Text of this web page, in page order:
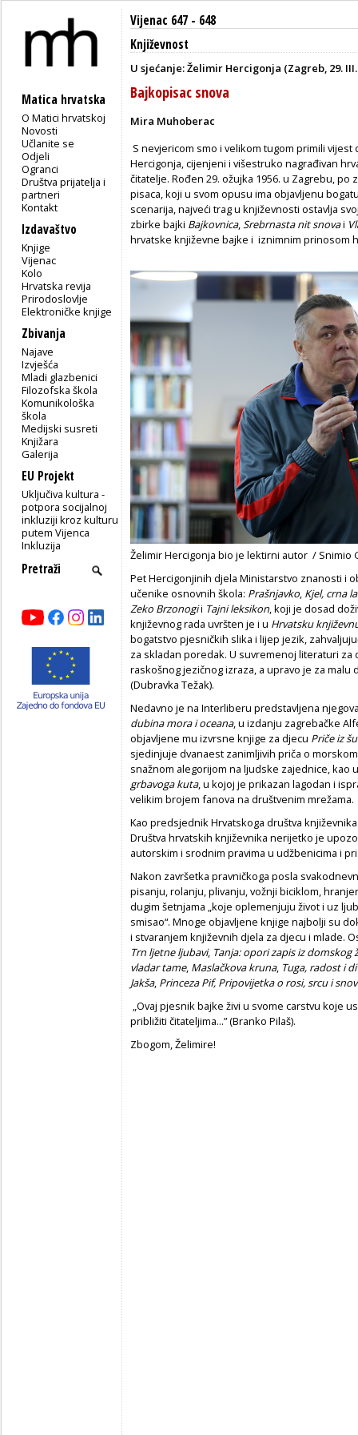
Matica hrvatska
O Matici hrvatskoj
Novosti
Učlanite se
Odjeli
Ogranci
Društva prijatelja i
partneri
Kontakt
Izdavaštvo
Knjige
Vijenac
Kolo
Hrvatska revija
Prirodoslovlje
Elektroničke knjige
Zbivanja
Najave
Izvješća
Mladi glazbenici
Filozofska škola
Komunikološka
škola
Medijski susreti
Knjižara
Galerija
EU Projekt
Uključiva kultura -
potpora socijalnoj
inkluziji kroz kulturu
putem Vijenca
Inkluzija
Vijenac 647 - 648
Književnost
U sjećanje: Želimir Hercigonja (Zagreb, 29. III.
Bajkopisac snova
Mira Muhoberac
S nevjericom smo i velikom tugom primili
Hercigonja, cijenjeni i višestruko nagrađivan
čitatelje. Rođen 29. ožujka 1956. u Zagrebu,
pisaca, koji u svom opusu ima objavljenu
scenarija, najveći trag u književnosti ostavlja
zbirke bajki Bajkovnica, Srebrnasta nit snovai
hrvatske književne bajke i iznimnim prinosom
Želimir Hercigonja bio je lektirni autor / Snimio
Pet Hercigonjinih djela Ministarstvo znanosti i
učenike osnovnih škola: Prašnjavko Kjel, crna
Zeko Brzonogii Tajni leksikon , koji je dosad
književnog rada uvršten je i u Hrvatsku
bogatstvo pjesničkih slika i lijep jezik,
za skladan poredak. U suvremenoj literaturi
raskošnog jezičnog izraza, a upravo je za malu
(Dubravka Težak).
Nedavno je na Interliberu predstavljena
dubina mora i oceana, u izdanju zagrebačke
objavljene mu izvrsne knjige za djecu Priče iz
sjedinjuje dvanaest zanimljivih priča o
snažnom alegorijom na ljudske zajednice, kao
grbavoga kuta, u kojoj je prikazan lagodan i
velikim brojem fanova na društvenim mrežama.
Kao predsjednik Hrvatskoga društva
Društva hrvatskih književnika nerijetko je
autorskim i srodnim pravima u udžbenicima i
Nakon završetka pravničkoga posla
pisanju, rolanju, plivanju, vožnji biciklom,
dugim šetnjama „koje oplemenjuju život i uz
smisao“. Mnoge objavljene knjige najbolji su
i stvaranjem književnih djela za djecu i mlade.
Trn ljetne ljubavi, Tanja: opori zapis iz domskog
vladar tame, Maslačkova kruna, Tuga, radost i
Jakša, Princeza Pif, Pripovijetka o rosi, srcu i
„Ovaj pjesnik bajke živi u svome carstvu koje
približiti čitateljima...” (Branko Pilaš).
Zbogom, Želimire!